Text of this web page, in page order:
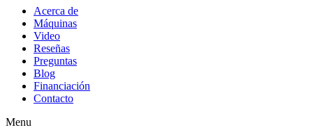
Acerca de
Máquinas
Video
Reseñas
Preguntas
Blog
Financiación
Contacto
Menu